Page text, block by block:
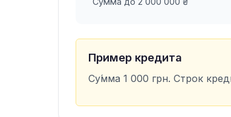
Пример кредита
Су́мма 1 000 грн. Строк